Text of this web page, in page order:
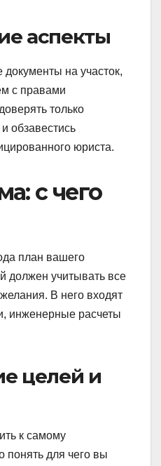
аспекты
документы на участок,
с правами
только
обзавестись
юриста.
с чего
план вашего
должен учитывать все
В него входят
инженерные расчеты
целей и
к самому
понять для чего вы